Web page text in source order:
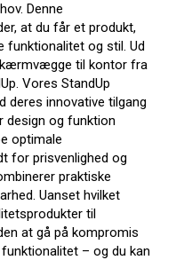
Denne
at du får et produkt,
funktionalitet og stil. Ud
til kontor fra
Vores StandUp
innovative tilgang
design og funktion
optimale
for prisvenlighed og
praktiske
Uanset hvilket
til
at gå på kompromis
– og du kan